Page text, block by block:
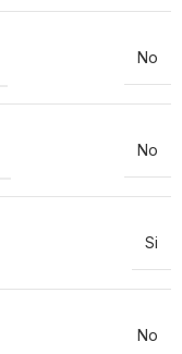
No
No
Si
No